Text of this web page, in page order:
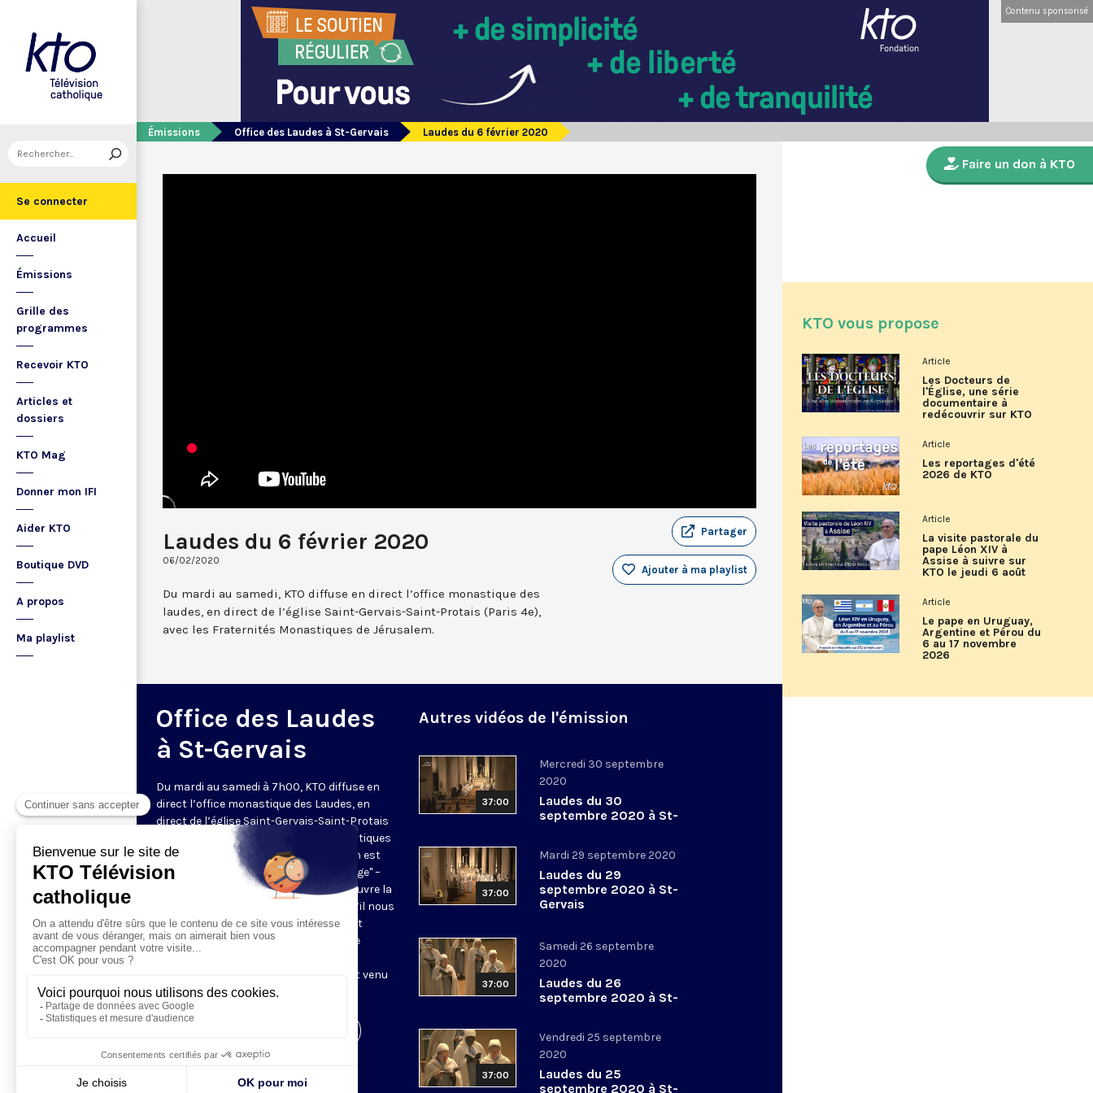
Se connecter
Accueil
Émissions
Grille des
programmes
Recevoir KTO
Articles et
dossiers
KTO Mag
Donner mon IFI
Aider KTO
Boutique DVD
A propos
Ma playlist
Contenu sponsorisé
Émissions Office des Laudes à St-Gervais Laudes du 6 février 2020
Laudes du 6 février 2020
06/02/2020
Partager
Ajouter à ma playlist
Du mardi au samedi, KTO diffuse en direct l’office monastique des
laudes, en direct de l’église Saint-Gervais-Saint-Protais (Paris 4e),
avec les Fraternités Monastiques de Jérusalem.
Office des Laudes
à St-Gervais
Du mardi au samedi à 7h00, KTO diffuse en
direct l’office monastique des Laudes, en
direct de l’église Saint-Gervais-Saint-Protais
(Paris IVe), avec les Fraternités Monastiques
de Jérusalem. Les Laudes – dont le nom est
dérivé du terme latin qui signifie "louange" –
sont d’abord la prière de louange qui ouvre la
journée pour remercier Dieu du don qu’il nous
fait de ce jour nouveau, et le placer tout
entier sous son regard. Mais son heure
Résurrection du Seigneur, "soleil levant venu
nous visiter" (Lc 1,28).
Autres vidéos de l'émission
37:00
Mercredi 30 septembre
2020
Laudes du 30
septembre 2020 à St-
37:00
Mardi 29 septembre 2020
Laudes du 29
septembre 2020 à St-
Gervais
37:00
Samedi 26 septembre
2020
Laudes du 26
septembre 2020 à St-
37:00
Vendredi 25 septembre
2020
Laudes du 25
septembre 2020 à St-
Faire un don à KTO
KTO vous propose
Article
Les Docteurs de
l'Église, une série
documentaire à
redécouvrir sur KTO
Article
Les reportages d'été
2026 de KTO
Article
La visite pastorale du
pape Léon XIV à
Assise à suivre sur
KTO le jeudi 6 août
Article
Le pape en Uruguay,
Argentine et Pérou du
6 au 17 novembre
2026